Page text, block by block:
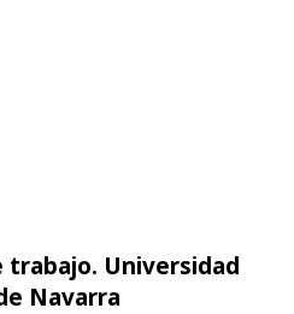
trabajo. Universidad
Navarra
de trabajo. Universidad